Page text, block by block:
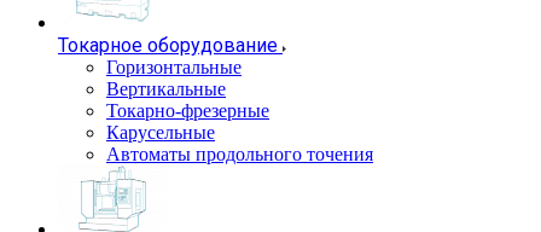
Токарное оборудование
Горизонтальные
Вертикальные
Токарно-фрезерные
Карусельные
Автоматы продольного точения